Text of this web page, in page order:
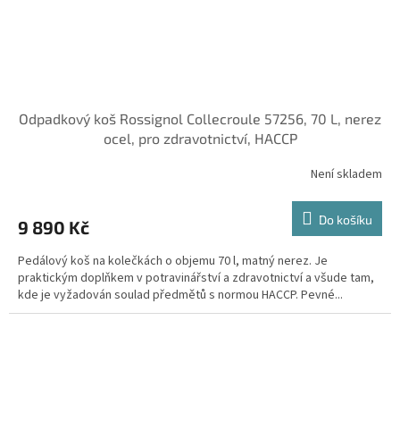
Odpadkový koš Rossignol Collecroule 57256, 70 L, nerez
ocel, pro zdravotnictví, HACCP
Není skladem
9 890 Kč Do košíku
Pedálový koš na kolečkách o objemu 70 l, matný nerez. Je
praktickým doplňkem v potravinářství a zdravotnictví a všude tam,
kde je vyžadován soulad předmětů s normou HACCP. Pevné...